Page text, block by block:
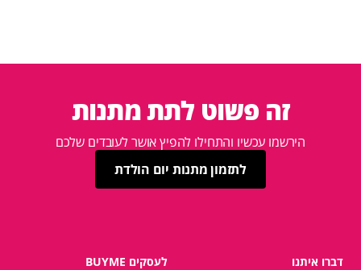
זה פשוט לתת מתנות
הירשמו עכשיו והתחילו להפיץ אושר לעובדים שלכם
לתזמון מתנות יום הולדת
דברו איתנו
לעסקים BUYME